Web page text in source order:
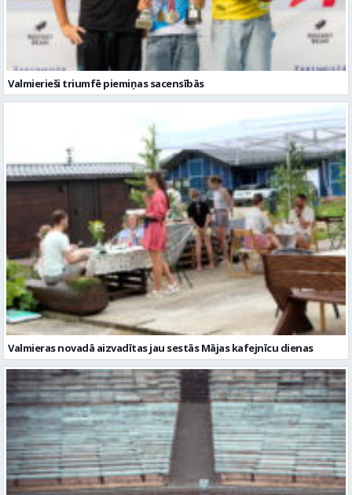
Valmieras novadā aizvadītas jau sestās Mājas kafejnīcu dienas